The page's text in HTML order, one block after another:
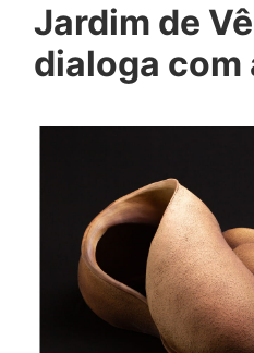
Jardim de
dialoga com